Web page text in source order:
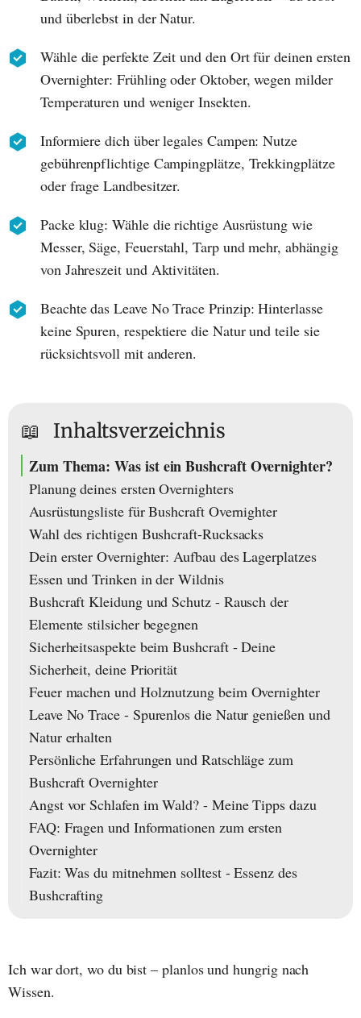
und überlebst in der Natur.
Wähle die perfekte Zeit und den Ort für deinen ersten
Overnighter: Frühling oder Oktober, wegen milder
Temperaturen und weniger Insekten.
Informiere dich über legales Campen: Nutze
gebührenpflichtige Campingplätze, Trekkingplätze
oder frage Landbesitzer.
Packe klug: Wähle die richtige Ausrüstung wie
Messer, Säge, Feuerstahl, Tarp und mehr, abhängig
von Jahreszeit und Aktivitäten.
Beachte das Leave No Trace Prinzip: Hinterlasse
keine Spuren, respektiere die Natur und teile sie
rücksichtsvoll mit anderen.
📖 Inhaltsverzeichnis
Zum Thema: Was ist ein Bushcraft Overnighter?
Planung deines ersten Overnighters
Ausrüstungsliste für Bushcraft Overnighter
Wahl des richtigen Bushcraft-Rucksacks
Dein erster Overnighter: Aufbau des Lagerplatzes
Essen und Trinken in der Wildnis
Bushcraft Kleidung und Schutz - Rausch der
Elemente stilsicher begegnen
Sicherheitsaspekte beim Bushcraft - Deine
Sicherheit, deine Priorität
Feuer machen und Holznutzung beim Overnighter
Leave No Trace - Spurenlos die Natur genießen und
Natur erhalten
Persönliche Erfahrungen und Ratschläge zum
Bushcraft Overnighter
Angst vor Schlafen im Wald? - Meine Tipps dazu
FAQ: Fragen und Informationen zum ersten
Overnighter
Fazit: Was du mitnehmen solltest - Essenz des
Bushcrafting
Ich war dort, wo du bist – planlos und hungrig nach
Wissen.